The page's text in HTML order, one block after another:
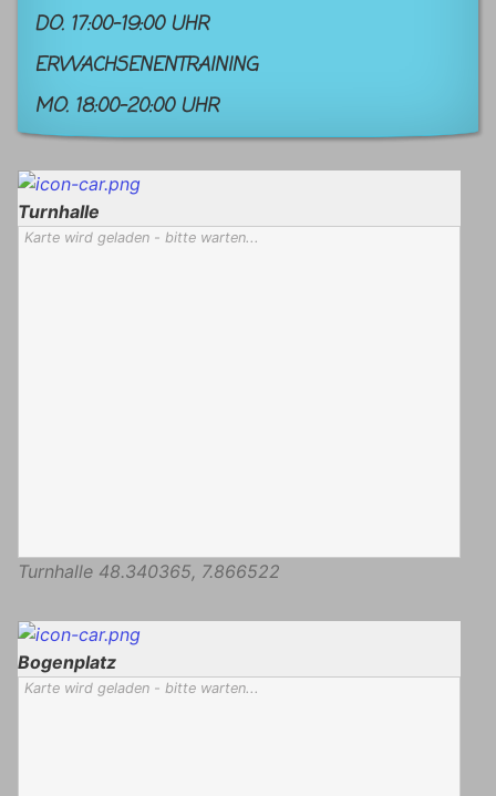
DO. 17:00-19:00 UHR
ERWACHSENENTRAINING
MO. 18:00-20:00 UHR
Turnhalle
Karte wird geladen - bitte warten...
Turnhalle 48.340365, 7.866522
Bogenplatz
Karte wird geladen - bitte warten...